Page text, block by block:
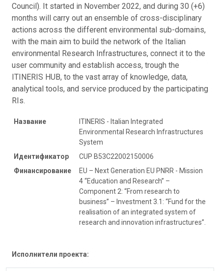
Council). It started in November 2022, and during 30 (+6)
months will carry out an ensemble of cross-disciplinary
actions across the different environmental sub-domains,
with the main aim to build the network of the Italian
environmental Research Infrastructures, connect it to the
user community and establish access, trough the
ITINERIS HUB, to the vast array of knowledge, data,
analytical tools, and service produced by the participating
RIs.
Название
ITINERIS - Italian Integrated
Environmental Research Infrastructures
System
Идентификатор
CUP B53C22002150006
Финансирование
EU – Next Generation EU PNRR - Mission
4 “Education and Research” –
Component 2: “From research to
business” – Investment 3.1: “Fund for the
realisation of an integrated system of
research and innovation infrastructures”.
Исполнители проекта: